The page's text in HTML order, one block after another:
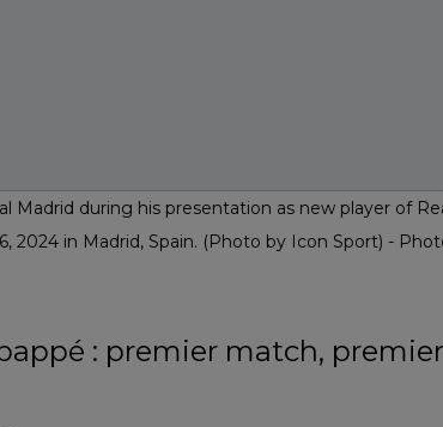
Madrid during his presentation as new player of
2024 in Madrid, Spain. (Photo by Icon Sport) -
: premier match,